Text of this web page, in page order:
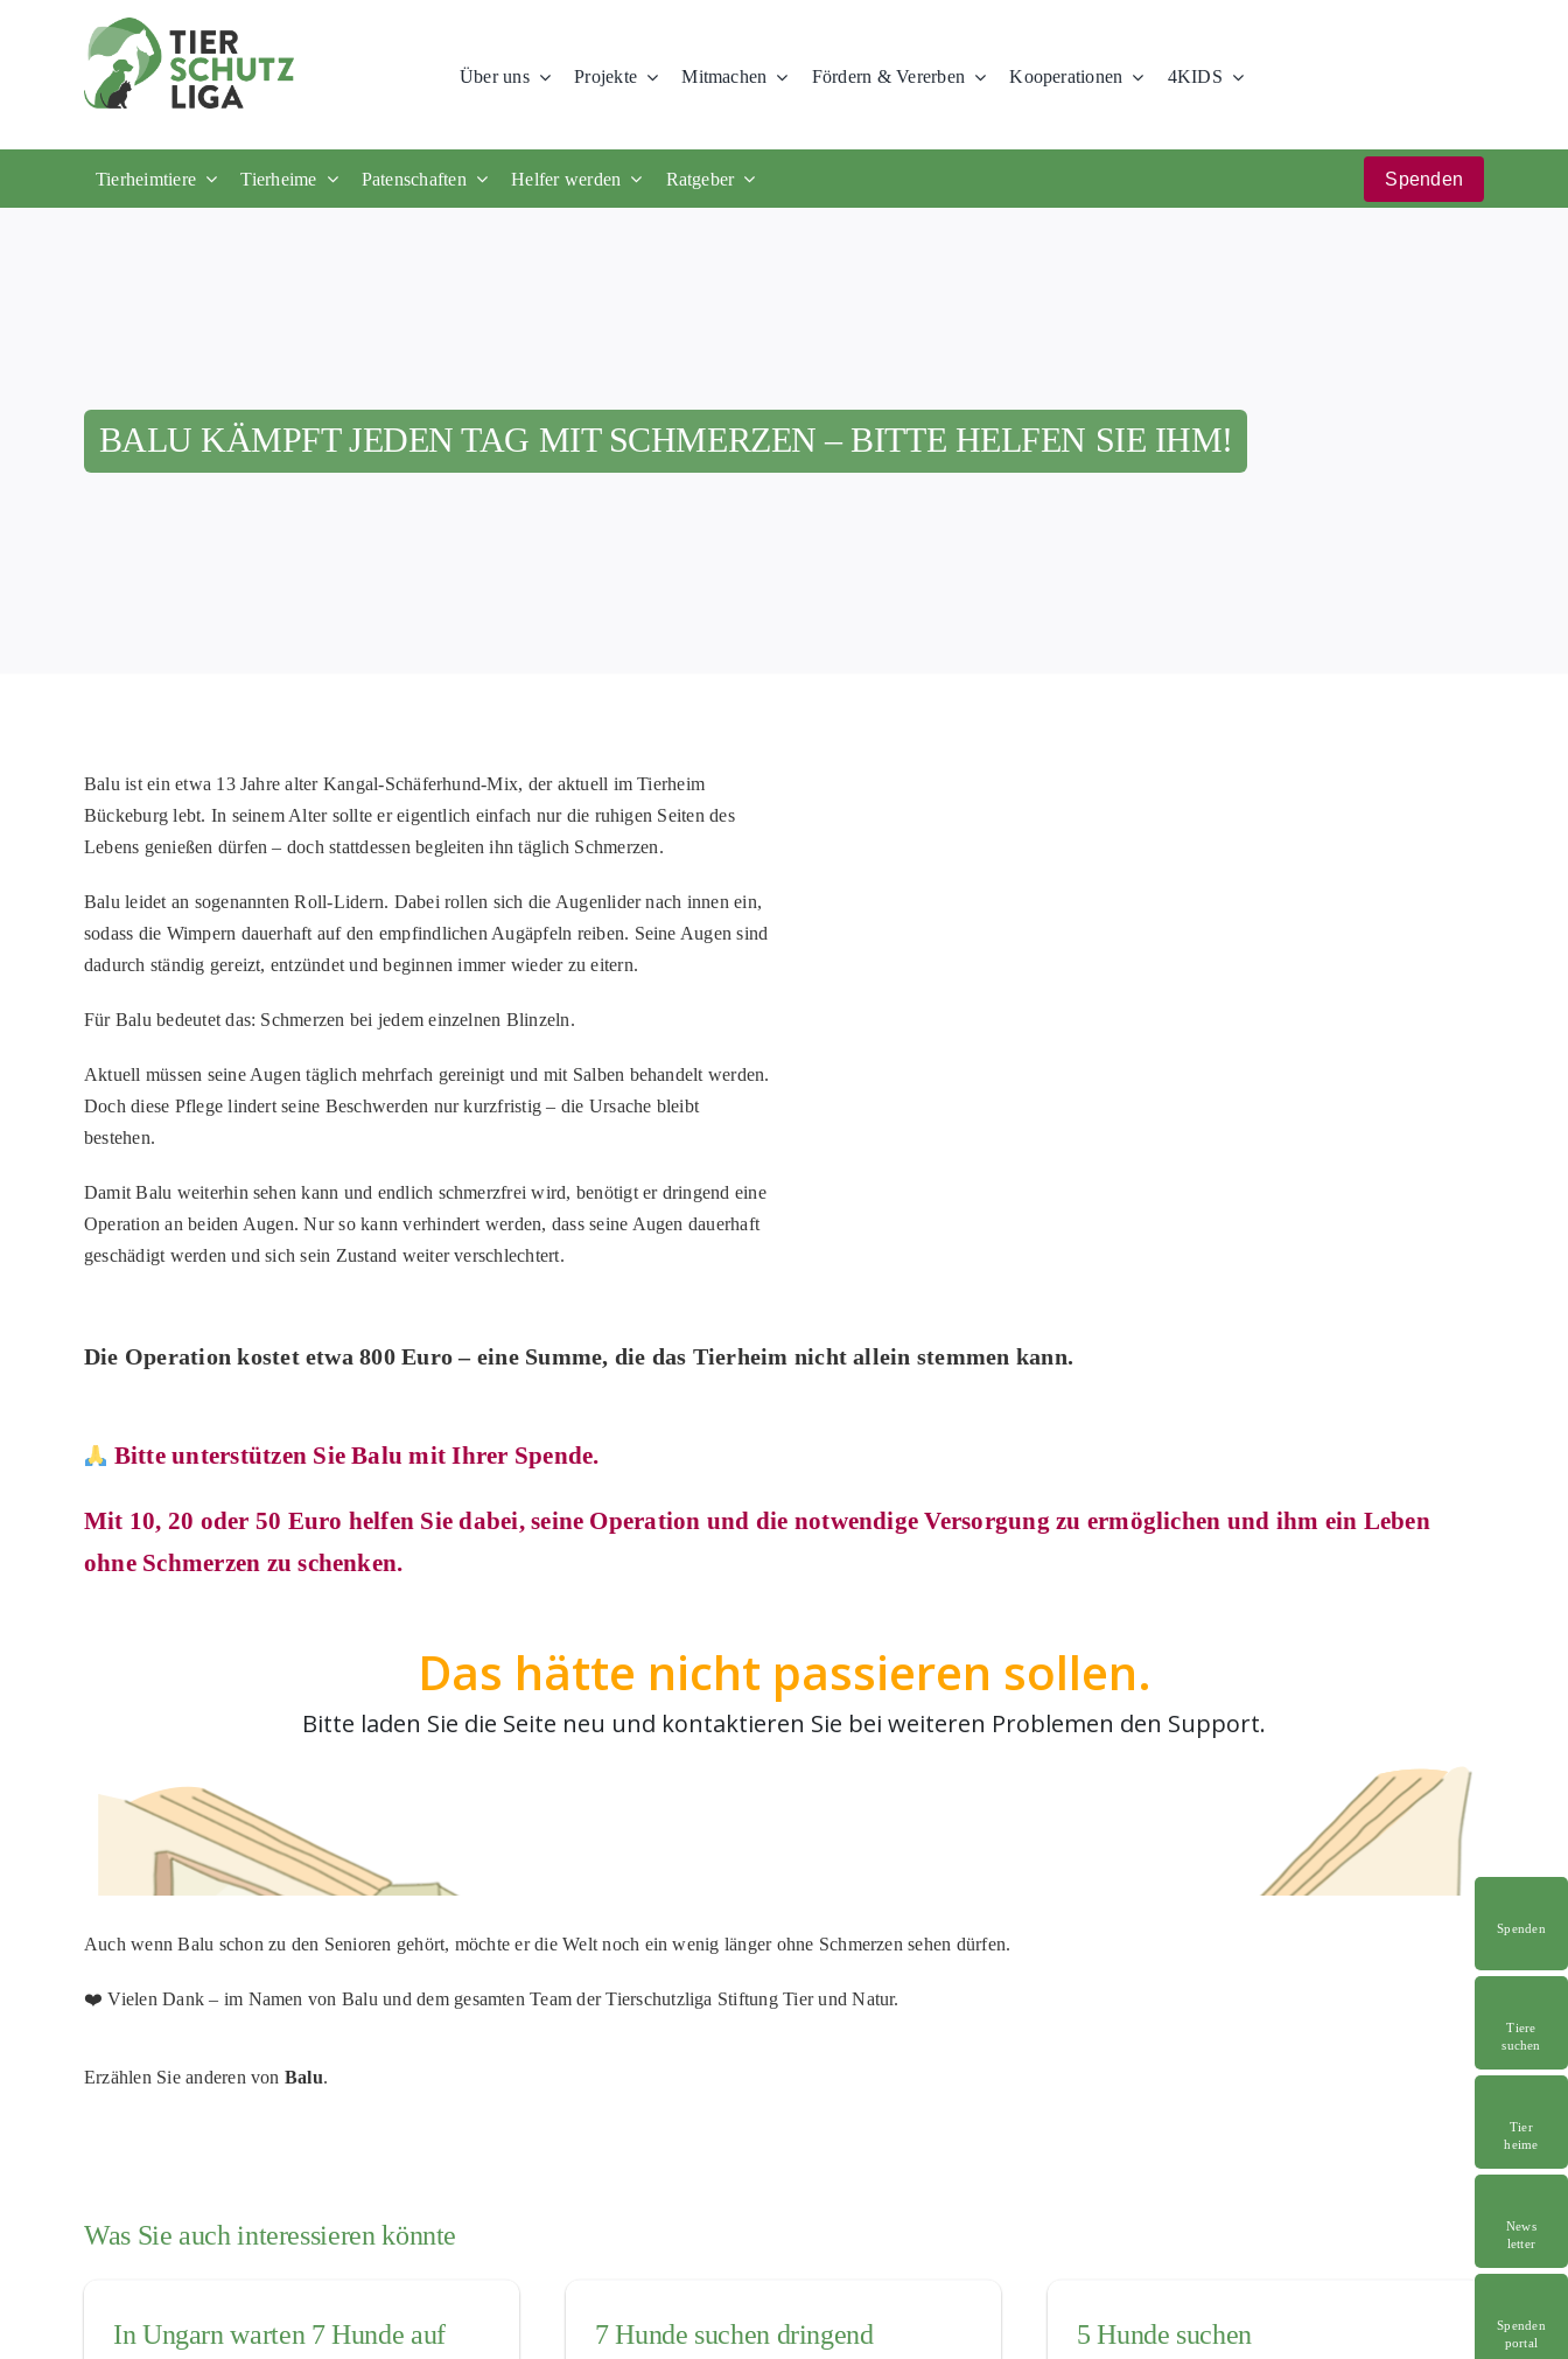
Über uns Projekte Mitmachen Fördern & Vererben Kooperationen 4KIDS
Tierheimtiere Tierheime Patenschaften Helfer werden Ratgeber Spenden
Spenden
Tiere
suchen
Tier
heime
News
letter
Spenden
portal
BALU KÄMPFT JEDEN TAG MIT SCHMERZEN – BITTE HELFEN SIE IHM!
Balu ist ein etwa 13 Jahre alter Kangal-Schäferhund-Mix, der aktuell im Tierheim
Bückeburg lebt. In seinem Alter sollte er eigentlich einfach nur die ruhigen Seiten des
Lebens genießen dürfen – doch stattdessen begleiten ihntäglich Schmerzen.
Balu leidet an sogenanntenRoll-Lidern. Dabei rollen sich die Augenlider nach innen ein,
sodass die Wimpern dauerhaft auf den empfindlichen Augäpfeln reiben. Seine Augen sind
dadurch ständig gereizt, entzündet und beginnen immer wieder zueitern.
Für Balu bedeutet das: Schmerzen bei jedemeinzelnen Blinzeln.
Aktuell müssen seine Augen täglich mehrfach gereinigt und mit Salben behandelt werden.
Doch diese Pflege lindert seine Beschwerden nur kurzfristig – die Ursache bleibt
bestehen.
Damit Balu weiterhin sehen kann und endlich schmerzfrei wird, benötigt er dringend eine
Operation an beiden Augen. Nur so kann verhindert werden, dass seine Augen dauerhaft
geschädigt werden und sich sein Zustand weiter verschlechtert.
Die Operation kostet etwa 800 Euro – eine Summe, die das Tierheim nicht allein stemmen kann.
Bitte unterstützen Sie Balu mit Ihrer Spende.
Mit 10, 20 oder 50 Euro helfen Sie dabei, seine Operation und die notwendige Versorgung zu ermöglichen und ihm ein Leben
ohne Schmerzen zu schenken.
Auch wenn Balu schon zu den Senioren gehört, möchte er die Welt noch ein wenig länger ohne Schmerzen sehen dürfen.
❤️ Vielen Dank – im Namen von Balu und dem gesamten Team der Tierschutzliga Stiftung Tier und Natur.
Erzählen Sie anderen von Balu.
Was Sie auch interessieren könnte
In Ungarn warten 7 Hunde auf
7 Hunde suchen dringend
5 Hunde suchen